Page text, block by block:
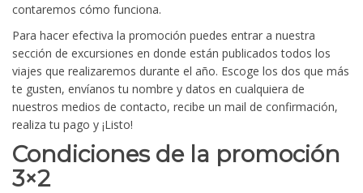
contaremos cómo funciona.
Para hacer efectiva la promoción puedes entrar a nuestra
sección de excursiones en donde están publicados todos los
viajes que realizaremos durante el año. Escoge los dos que más
te gusten, envíanos tu nombre y datos en cualquiera de
nuestros medios de contacto, recibe un mail de confirmación,
realiza tu pago y ¡Listo!
Condiciones de la promoción
3×2